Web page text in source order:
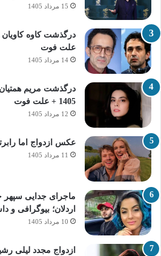
15 مرداد 1405
درگذشت کاوه کاویان
علت فوت
14 مرداد 1405
1405 + علت فوت
12 مرداد 1405
عکس ازدواج اما
11 مرداد 1405
ماجرای جدایی
اردلان؛ بیوگرافی و
10 مرداد 1405
ازدواج مجدد لیلی